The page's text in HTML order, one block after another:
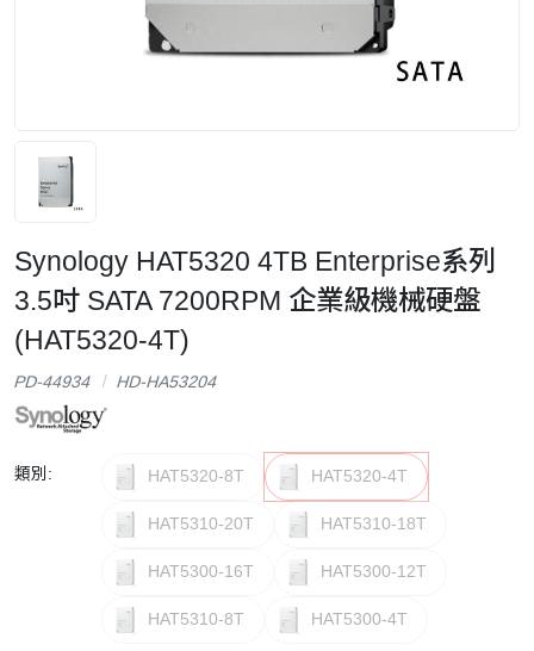
Synology HAT5320 4TB Enterprise系列
3.5吋 SATA 7200RPM 企業級機械硬盤
(HAT5320-4T)
PD-44934 HD-HA53204
類別: HAT5320-8T HAT5320-4T
HAT5310-20T HAT5310-18T
HAT5300-16T HAT5300-12T
HAT5310-8T HAT5300-4T